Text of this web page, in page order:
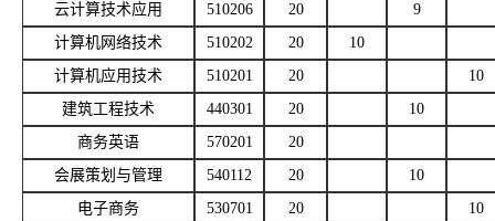
云计算技术应用
510206 20
9
计算机网络技术
510202 20
10
计算机应用技术
510201 20
10
建筑工程技术
440301 20
10
商务英语
570201
20
会展策划与管理
540112 20
10
电子商务
530701 20
10